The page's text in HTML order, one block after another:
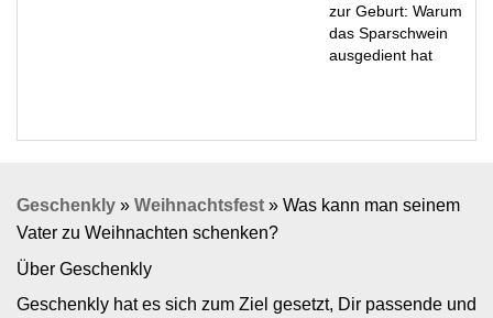
zur Geburt: Warum
das Sparschwein
ausgedient hat
Geschenkly » Weihnachtsfest » Was kann man seinem
Vater zu Weihnachten schenken?
Über Geschenkly
Geschenkly hat es sich zum Ziel gesetzt, Dir passende und